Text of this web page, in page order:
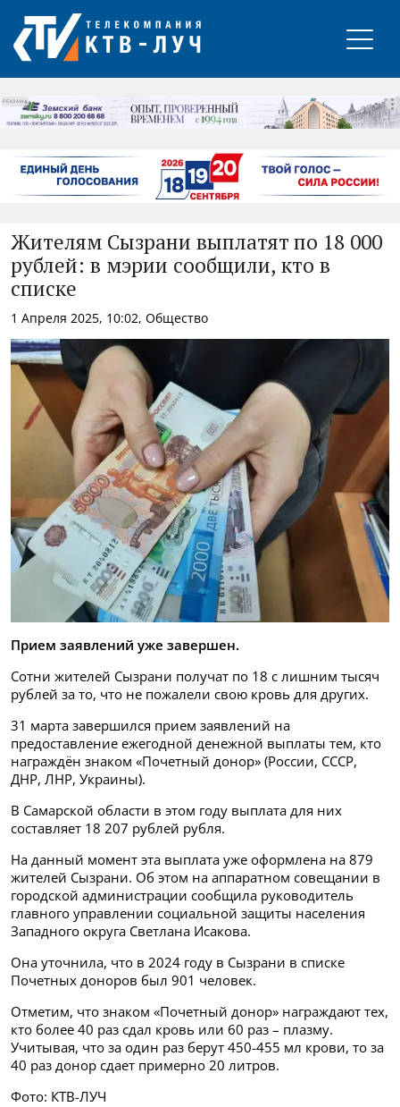
РЕКЛАМА
Жителям Сызрани выплатят по 18 000
рублей: в мэрии сообщили, кто в
списке
1 Апреля 2025, 10:02, Общество
Прием заявлений уже завершен.
Сотни жителей Сызрани получат по 18 с лишним тысяч
рублей за то, что не пожалели свою кровь для других.
31 марта завершился прием заявлений на
предоставление ежегодной денежной выплаты тем, кто
награждён знаком «Почетный донор» (России, СССР,
ДНР, ЛНР, Украины).
В Самарской области в этом году выплата для них
составляет 18 207 рублей рубля.
На данный момент эта выплата уже оформлена на 879
жителей Сызрани. Об этом на аппаратном совещании в
городской администрации сообщила руководитель
главного управлении социальной защиты населения
Западного округа Светлана Исакова.
Она уточнила, что в 2024 году в Сызрани в списке
Почетных доноров был 901 человек.
Отметим, что знаком «Почетный донор» награждают тех,
кто более 40 раз сдал кровь или 60 раз – плазму.
Учитывая, что за один раз берут 450-455 мл крови, то за
40 раз донор сдает примерно 20 литров.
Фото: КТВ-ЛУЧ